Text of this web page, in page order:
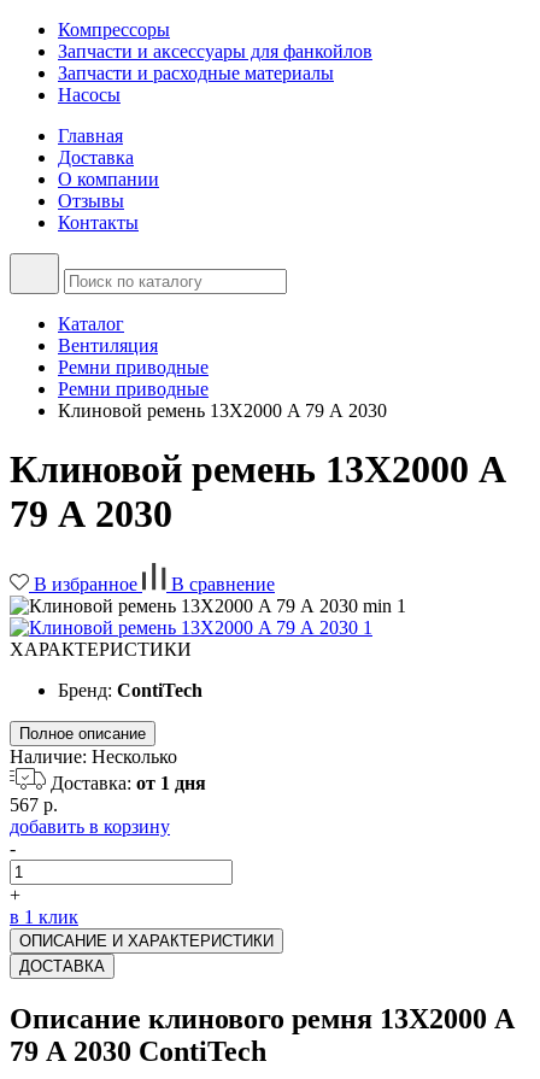
Компрессоры
Запчасти и аксессуары для фанкойлов
Запчасти и расходные материалы
Насосы
Главная
Доставка
О компании
Отзывы
Контакты
Каталог
Вентиляция
Ремни приводные
Ремни приводные
Клиновой ремень 13Х2000 A 79 А 2030
Клиновой ремень 13Х2000 A
79 А 2030
В избранное В сравнение
ХАРАКТЕРИСТИКИ
Бренд: ContiTech
Полное описание
Наличие: Несколько
Доставка: от 1 дня
567 р.
добавить в корзину
-
+
в 1 клик
ОПИСАНИЕ И ХАРАКТЕРИСТИКИ
ДОСТАВКА
Описание клинового ремня 13Х2000 A
79 А 2030 ContiTech